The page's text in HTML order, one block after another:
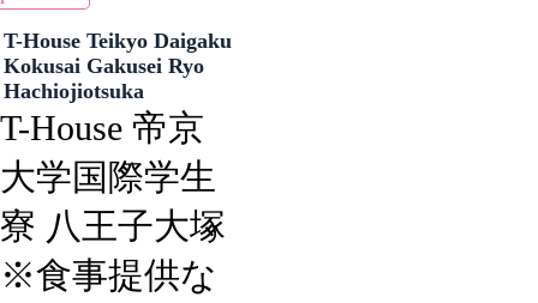
T-House Teikyo Daigaku
Kokusai Gakusei Ryo
Hachiojiotsuka
T-House 帝京
大学国際学生
寮 八王子大塚
※食事提供な